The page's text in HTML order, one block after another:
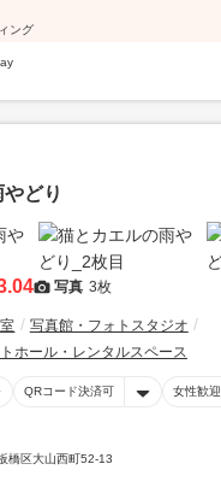
ング
どり
写真 3枚
写真館・フォトスタジオ
ホール・レンタルスペース
QRコード決済可 女性歓迎
橋区大山西町52-13